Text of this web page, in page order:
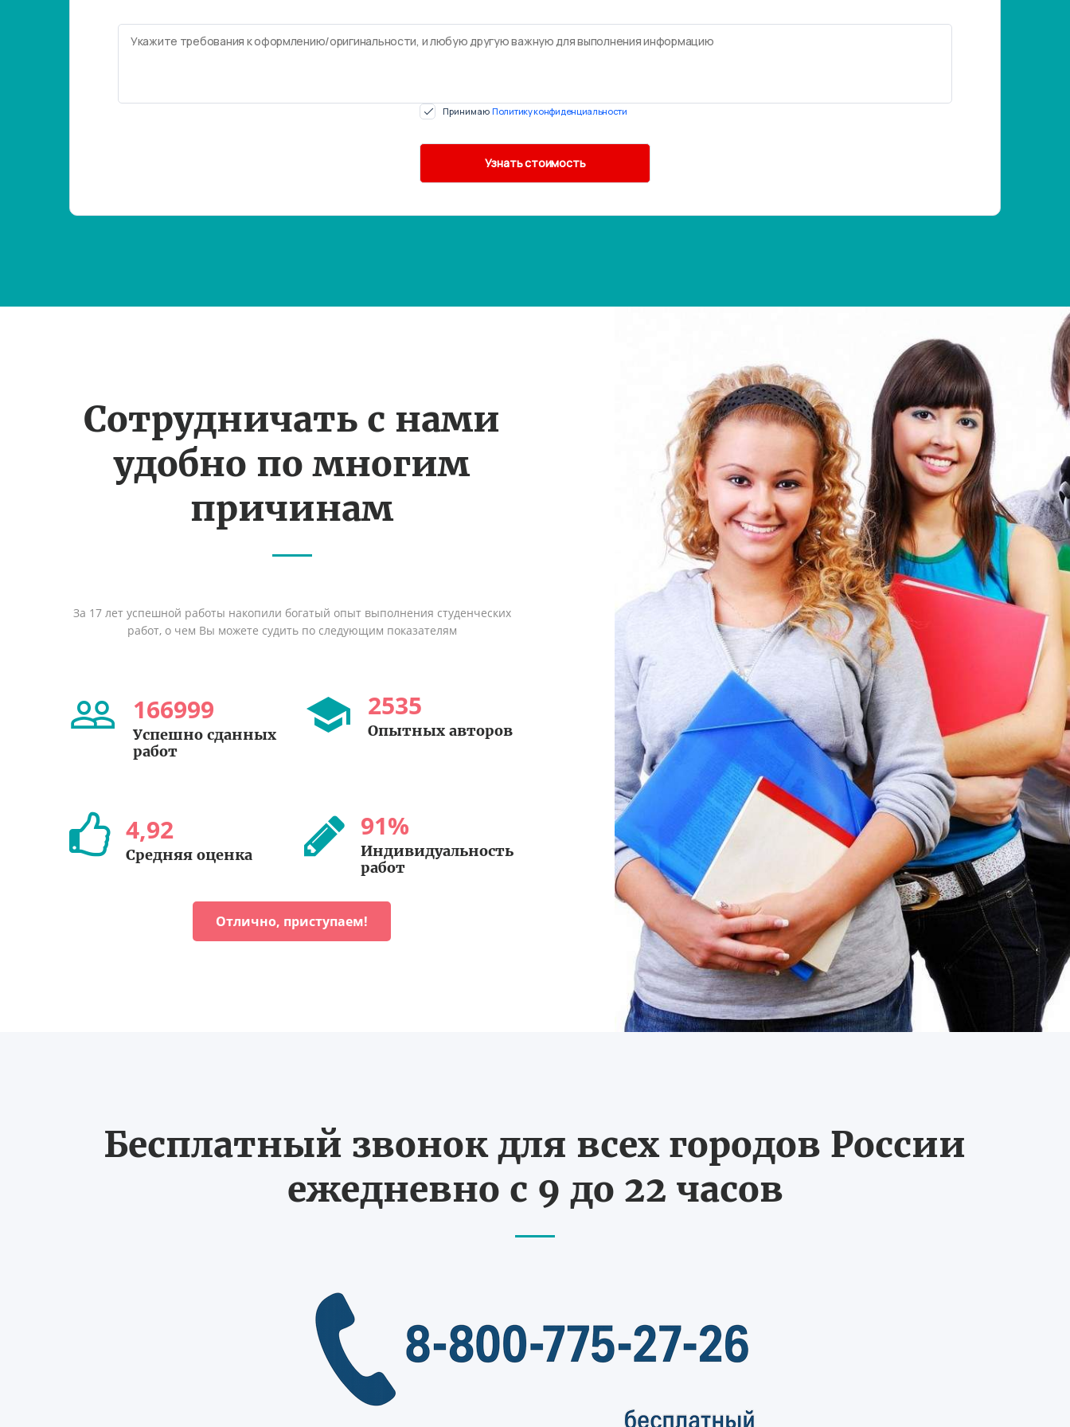
Принимаю Политику конфиденциальности
Сотрудничать с нами
удобно по многим
причинам
За 17 лет успешной работы накопили богатый опыт выполнения студенческих
работ, о чем Вы можете судить по следующим показателям
166999
Успешно сданных
работ
2535
Опытных авторов
4,92
Средняя оценка
91%
Индивидуальность
работ
Отлично, приступаем!
Бесплатный звонок для всех городов России
ежедневно с 9 до 22 часов